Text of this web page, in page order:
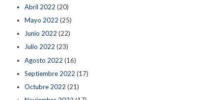
Abril 2022 (20)
Mayo 2022 (25)
Junio 2022 (22)
Julio 2022 (23)
Agosto 2022 (16)
Septiembre 2022 (17)
Octubre 2022 (21)